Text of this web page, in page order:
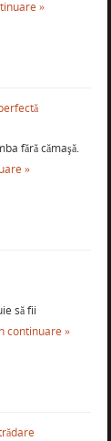
»
fără cămaşă.
»
să fii
continuare »